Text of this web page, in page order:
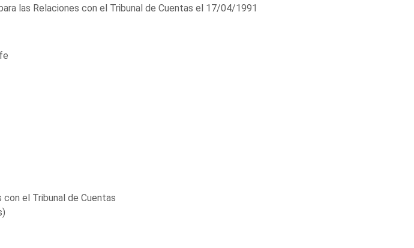
las Relaciones con el Tribunal de Cuentas el 17/04/1991
el Tribunal de Cuentas